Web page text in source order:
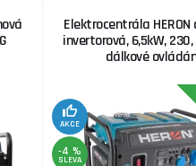
Elektrocentrála
invertorová, 6,5kW,
dálkové
AKCE
-4 %
SLEVA